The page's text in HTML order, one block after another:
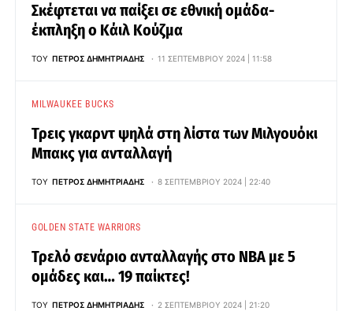
Σκέφτεται να παίξει σε εθνική ομάδα-
έκπληξη ο Κάιλ Κούζμα
ΤΟΥ ΠΈΤΡΟΣ ΔΗΜΗΤΡΙΆΔΗΣ 11 ΣΕΠΤΕΜΒΡΊΟΥ 2024 | 11:58
MILWAUKEE BUCKS
Τρεις γκαρντ ψηλά στη λίστα των Μιλγουόκι
Μπακς για ανταλλαγή
ΤΟΥ ΠΈΤΡΟΣ ΔΗΜΗΤΡΙΆΔΗΣ 8 ΣΕΠΤΕΜΒΡΊΟΥ 2024 | 22:40
GOLDEN STATE WARRIORS
Τρελό σενάριο ανταλλαγής στο ΝΒΑ με 5
ομάδες και… 19 παίκτες!
ΤΟΥ ΠΈΤΡΟΣ ΔΗΜΗΤΡΙΆΔΗΣ 2 ΣΕΠΤΕΜΒΡΊΟΥ 2024 | 21:20